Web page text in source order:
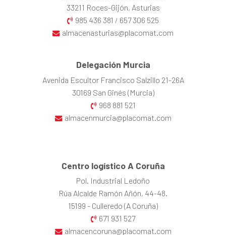
33211 Roces-Gijón, Asturias
985 436 381 / 657 306 525
almacenasturias@placomat.com
Delegación Murcia
Avenida Escultor Francisco Salzillo 21-26A
30169 San Ginés (Murcia)
968 881 521
almacenmurcia@placomat.com
Centro logístico A Coruña
Pol. Industrial Ledoño
Rúa Alcalde Ramón Añón, 44-48.
15199 - Culleredo (A Coruña)
671 931 527
almacencoruna@placomat.com